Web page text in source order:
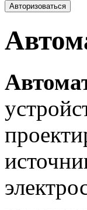
Авторизоваться